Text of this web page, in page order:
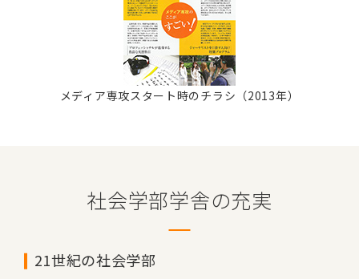
メディア専攻スタート時のチラシ（2013年）
社会学部学舎の充実
21世紀の社会学部